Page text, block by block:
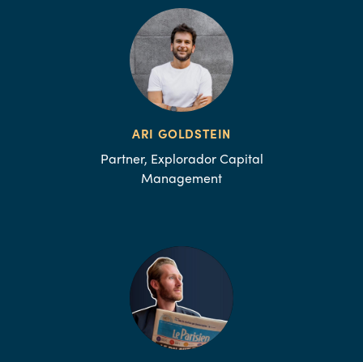
ARI GOLDSTEIN
Partner, Explorador Capital
Management